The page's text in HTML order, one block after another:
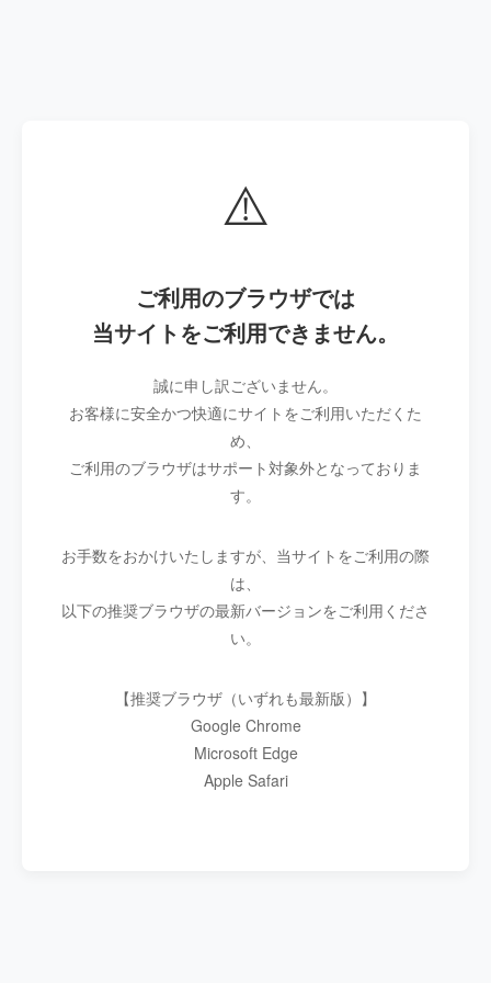
⚠️
ご利用のブラウザでは
当サイトをご利用できません。
誠に申し訳ございません。
お客様に安全かつ快適にサイトをご利用いただくた
め、
ご利用のブラウザはサポート対象外となっておりま
す。
お手数をおかけいたしますが、当サイトをご利用の際
は、
以下の推奨ブラウザの最新バージョンをご利用くださ
い。
【推奨ブラウザ（いずれも最新版）】
Google Chrome
Microsoft Edge
Apple Safari